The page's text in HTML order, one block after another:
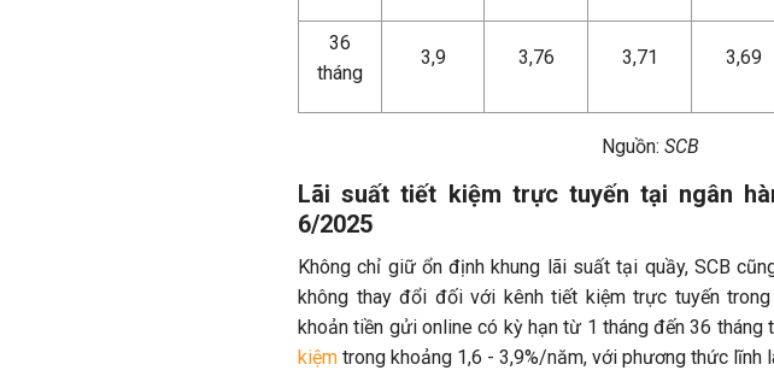
36
tháng
3,9 3,76 3,71 3,69
Nguồn: SCB
Lãi suất tiết kiệm trực tuyến tại ngân
6/2025
Không chỉ giữ ổn định khung lãi suất tại quầy, SCB
không thay đổi đối với kênh tiết kiệm trực tuyến
khoản tiền gửi online có kỳ hạn từ 1 tháng đến 36 tháng
kiệm trong khoảng 1,6 - 3,9%/năm, với phương thức lĩnh